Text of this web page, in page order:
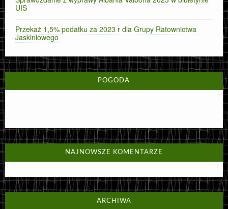
UIS
Przekaż 1,5% podatku za 2023 r dla Grupy Ratownictwa
Jaskiniowego
POGODA
NAJNOWSZE KOMENTARZE
ARCHIWA